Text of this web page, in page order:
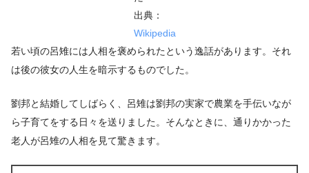
出典：
Wikipedia
若い頃の呂雉には人相を褒められたという逸話があります。それ
は後の彼女の人生を暗示するものでした。
劉邦と結婚してしばらく、呂雉は劉邦の実家で農業を手伝いなが
ら子育てをする日々を送りました。そんなときに、通りかかった
老人が呂雉の人相を見て驚きます。